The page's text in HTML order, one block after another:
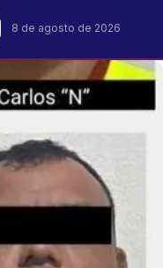
8 de agosto de 2026